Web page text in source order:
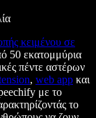
κειμένου σε
50 εκατομμύρια
πέντε αστέρων
, web app και
με το
το